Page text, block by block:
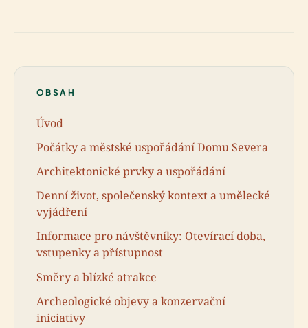
OBSAH
Úvod
Počátky a městské uspořádání Domu Severa
Architektonické prvky a uspořádání
Denní život, společenský kontext a umělecké
vyjádření
Informace pro návštěvníky: Otevírací doba,
vstupenky a přístupnost
Směry a blízké atrakce
Archeologické objevy a konzervační
iniciativy